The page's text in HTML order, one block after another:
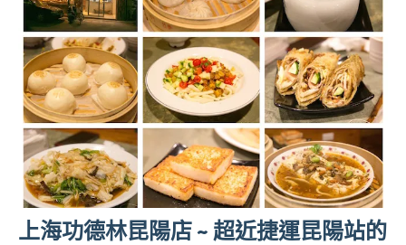
上海功德林昆陽店 ~ 超近捷運昆陽站的